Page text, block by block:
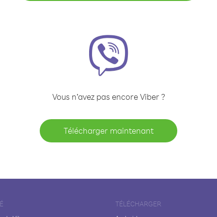
Vous n’avez pas encore Viber ?
Télécharger maintenant
TÉLÉCHARGER